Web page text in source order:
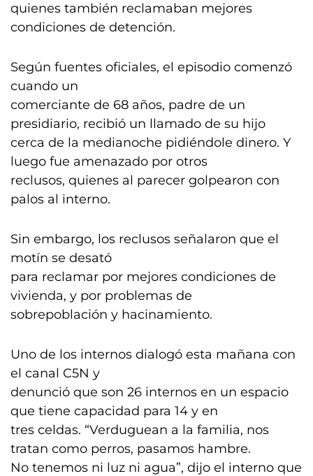
quienes también reclamaban mejores
condiciones de detención.
Según fuentes oficiales, el episodio comenzó
cuando un
comerciante de 68 años, padre de un
presidiario, recibió un llamado de su hijo
cerca de la medianoche pidiéndole dinero. Y
luego fue amenazado por otros
reclusos, quienes al parecer golpearon con
palos al interno.
Sin embargo, los reclusos señalaron que el
motín se desató
para reclamar por mejores condiciones de
vivienda, y por problemas de
sobrepoblación y hacinamiento.
Uno de los internos dialogó esta mañana con
el canal C5N y
denunció que son 26 internos en un espacio
que tiene capacidad para 14 y en
tres celdas. “Verduguean a la familia, nos
tratan como perros, pasamos hambre.
No tenemos ni luz ni agua”, dijo el interno que